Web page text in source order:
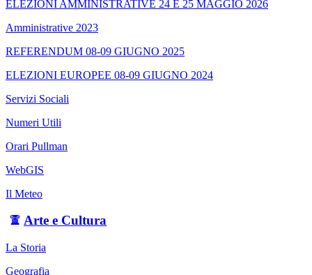
ELEZIONI AMMINISTRATIVE 24 E 25 MAGGIO 2026
Amministrative 2023
REFERENDUM 08-09 GIUGNO 2025
ELEZIONI EUROPEE 08-09 GIUGNO 2024
Servizi Sociali
Numeri Utili
Orari Pullman
WebGIS
Il Meteo
Arte e Cultura
La Storia
Geografia